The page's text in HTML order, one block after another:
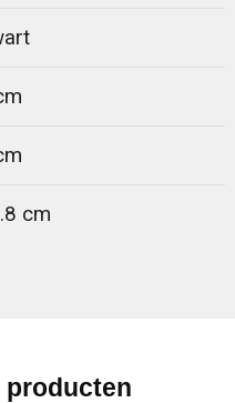
cm
producten